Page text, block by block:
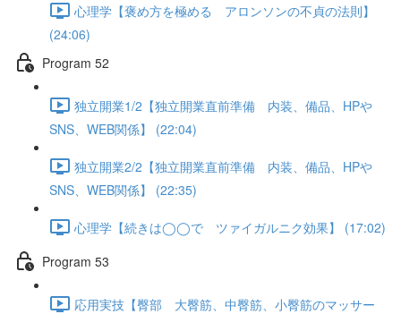
心理学【褒め方を極める アロンソンの不貞の法則】
(24:06)
Program 52
独立開業1/2【独立開業直前準備 内装、備品、HPや
SNS、WEB関係】 (22:04)
独立開業2/2【独立開業直前準備 内装、備品、HPや
SNS、WEB関係】 (22:35)
心理学【続きは◯◯で ツァイガルニク効果】 (17:02)
Program 53
応用実技【臀部 大臀筋、中臀筋、小臀筋のマッサー